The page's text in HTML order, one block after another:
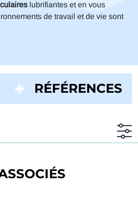
lubrifiantes et en vous
de travail et de vie sont
RÉFÉRENCES